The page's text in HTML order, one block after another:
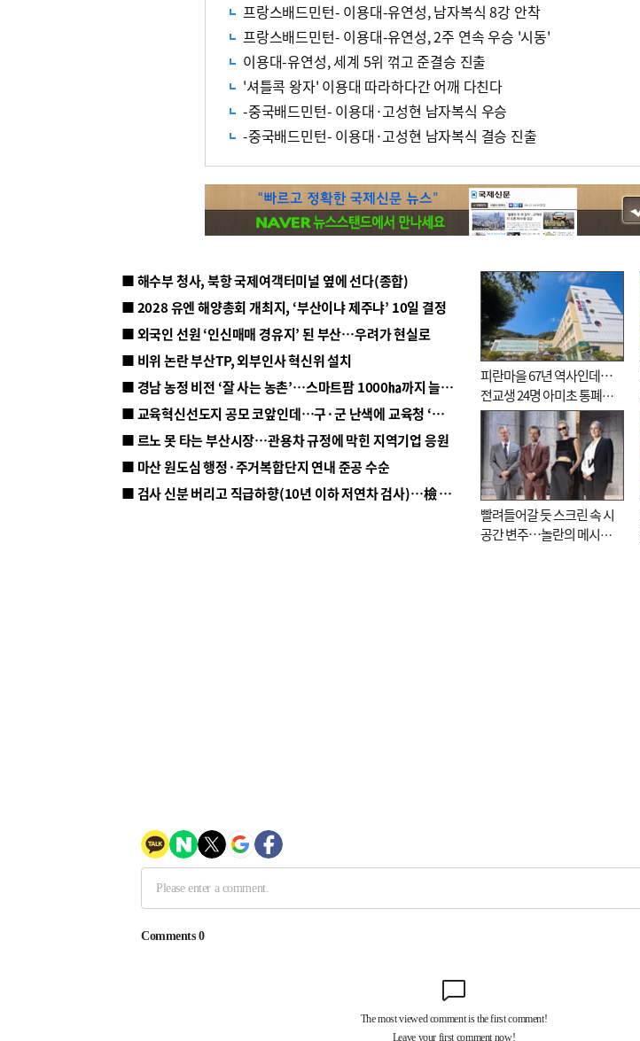
프랑스배드민턴- 이용대-유연성, 남자복식 8강 안착
프랑스배드민턴- 이용대-유연성, 2주 연속 우승 '시동'
이용대-유연성, 세계 5위 꺾고 준결승 진출
'셔틀콕 왕자' 이용대 따라하다간 어깨 다친다
-중국배드민턴- 이용대·고성현 남자복식 우승
-중국배드민턴- 이용대·고성현 남자복식 결승 진출
■ 해수부 청사, 북항 국제여객터미널 옆에 선다(종합)
■ 2028 유엔 해양총회 개최지, ‘부산이냐 제주냐’ 10일 결정
■ 외국인 선원 ‘인신매매 경유지’ 된 부산…우려가 현실로
■ 비위 논란 부산TP, 외부인사 혁신위 설치
■ 경남 농정 비전 ‘잘 사는 농촌’…스마트팜 1000㏊까지 늘린다
■ 교육혁신선도지 공모 코앞인데…구·군 난색에 교육청 ‘쩔쩔’
■ 르노 못 타는 부산시장…관용차 규정에 막힌 지역기업 응원
■ 마산 원도심 행정·주거복합단지 연내 준공 수순
■ 검사 신분 버리고 직급하향(10년 이하 저연차 검사)…檢 중수청행 기피
피란마을 67년 역사인데…
전교생 24명 아미초 통폐합
기로
빨려들어갈 듯 스크린 속 시
공간 변주…놀란의 메시지